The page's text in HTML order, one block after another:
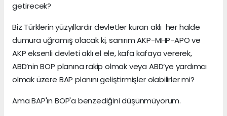
getirecek?
Biz Türklerin yüzyıllardır devletler kuran aklı her halde
dumura uğramış olacak ki, sanırım AKP-MHP-APO ve
AKP eksenli devleti aklı el ele, kafa kafaya vererek,
ABD’nin BOP planına rakip olmak veya ABD’ye yardımcı
olmak üzere BAP planını geliştirmişler olabilirler mi?
Ama BAP'ın BOP'a benzediğini düşünmüyorum.